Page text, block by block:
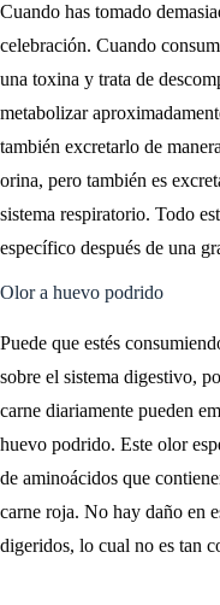
Cuando has tomado
celebración. Cuando
una toxina y trata de
metabolizar
también excretarlo de
orina, pero también es
sistema respiratorio. Todo
específico después de una
Olor a huevo podrido
Puede que estés
sobre el sistema digestivo,
carne diariamente pueden
huevo podrido. Este olor
de aminoácidos que
carne roja. No hay daño en
digeridos, lo cual no es tan